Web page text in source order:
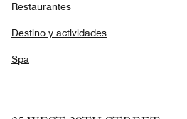
Restaurantes
Destino y actividades
Spa